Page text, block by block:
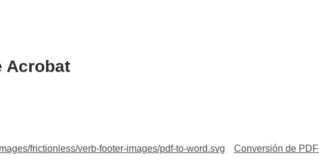
Acrobat
frictionless/verb-footer-images/pdf-to-word.svg Conversión de